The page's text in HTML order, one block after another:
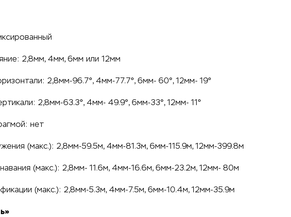
2,8мм, 4мм, 6мм или 12мм
2,8мм-96.7°, 4мм-77.7°, 6мм- 60°, 12мм- 19°
2,8мм-63.3°, 4мм- 49.9°, 6мм-33°, 12мм- 11°
нет
(макс.): 2,8мм-59.5м, 4мм-81.3м, 6мм-115.9м, 12мм-399.8м
(макс.): 2,8мм- 11.6м, 4мм-16.6м, 6мм-23.2м, 12мм- 80м
(макс.): 2,8мм-5.3м, 4мм-7.5м, 6мм-10.4м, 12мм-35.9м